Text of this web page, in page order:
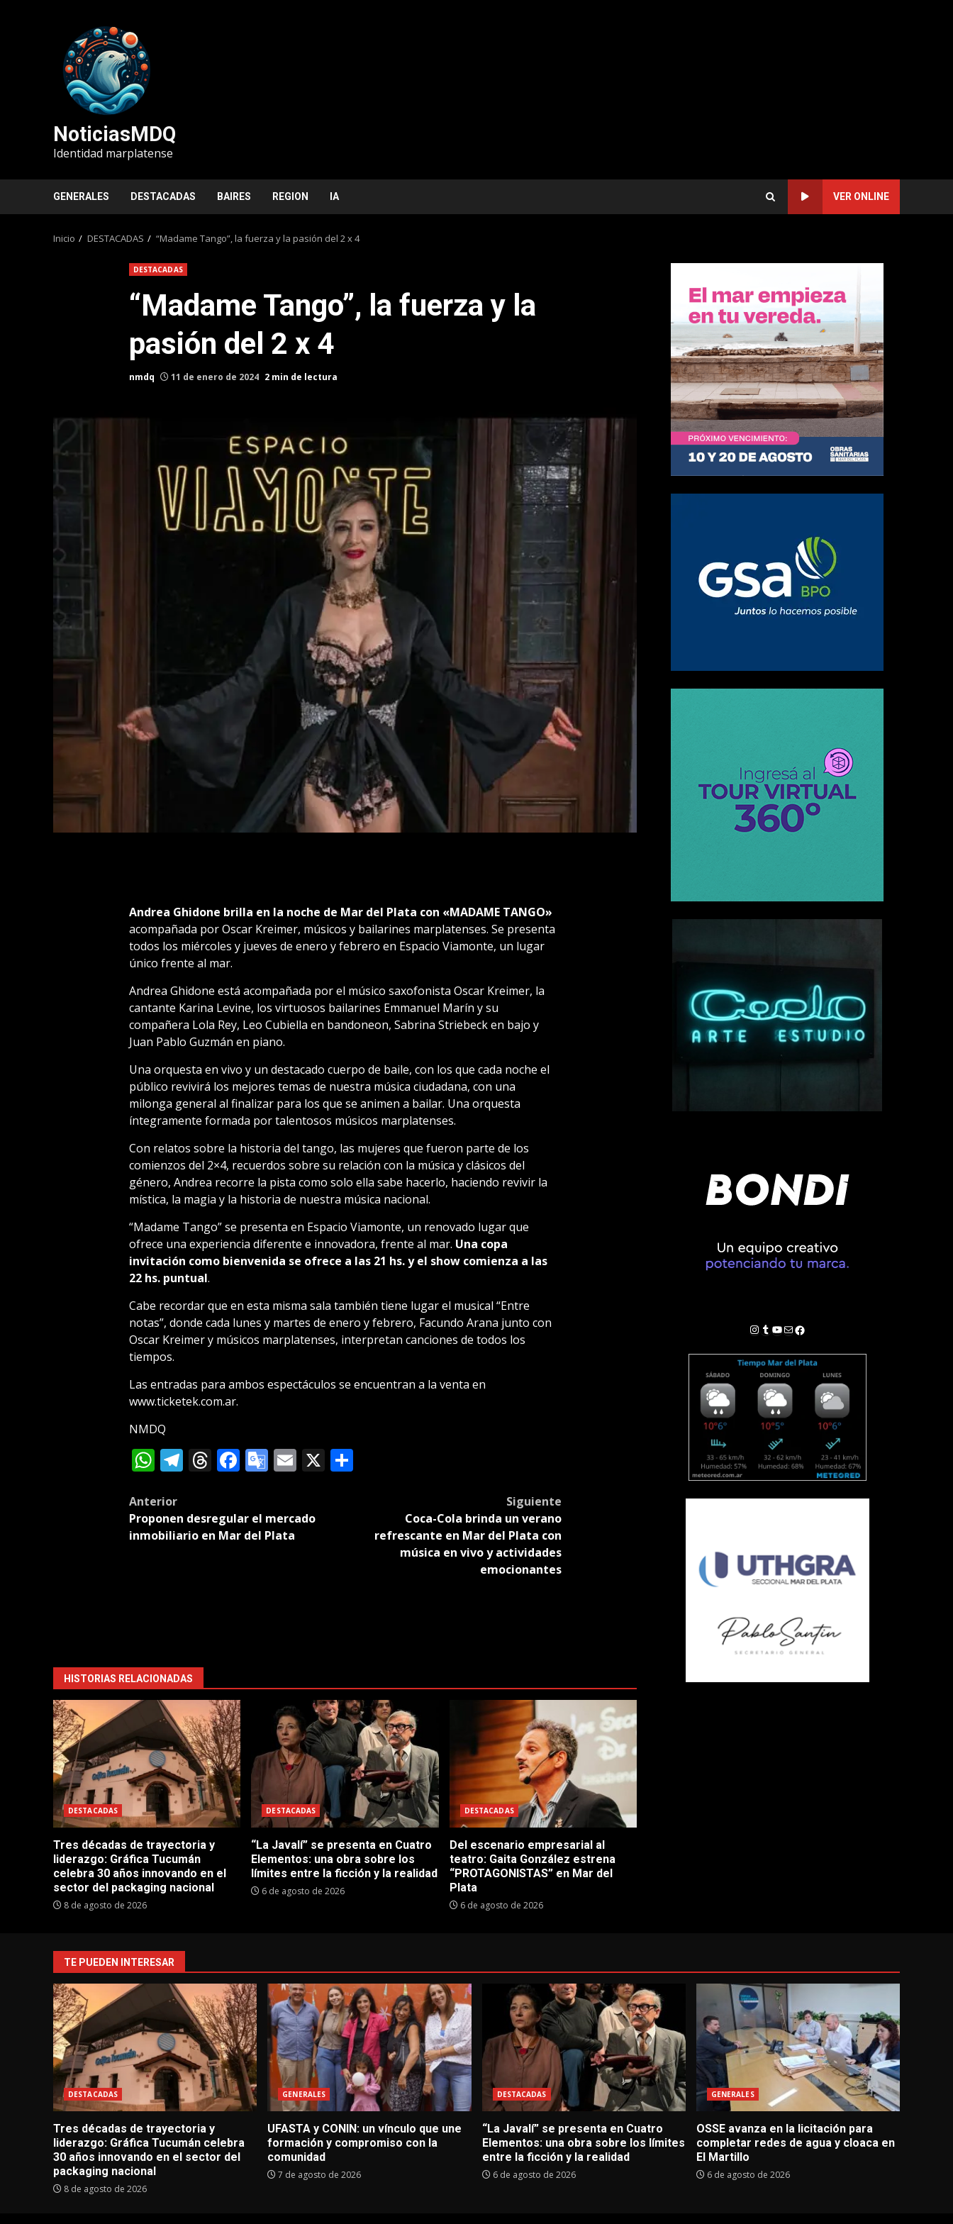
NoticiasMDQ
Identidad marplatense
GENERALES DESTACADAS BAIRES REGION IA VER ONLINE
Inicio DESTACADAS “Madame Tango”, la fuerza y la pasión del 2 x 4
DESTACADAS
“Madame Tango”, la fuerza y la
pasión del 2 x 4
nmdq 11 de enero de 2024 2 min de lectura
Andrea Ghidone brilla en la noche de Mar del Plata con «MADAME TANGO»
acompañada por Oscar Kreimer, músicos y bailarines marplatenses. Se presenta
todos los miércoles y jueves de enero y febrero en Espacio Viamonte, un lugar
único frente al mar.
Andrea Ghidone está acompañada por el músico saxofonista Oscar Kreimer, la
cantante Karina Levine, los virtuosos bailarines Emmanuel Marín y su
compañera Lola Rey, Leo Cubiella en bandoneon, Sabrina Striebeck en bajo y
Juan Pablo Guzmán en piano.
Una orquesta en vivo y un destacado cuerpo de baile, con los que cada noche el
público revivirá los mejores temas de nuestra música ciudadana, con una
milonga general al finalizar para los que se animen a bailar. Una orquesta
íntegramente formada por talentosos músicos marplatenses.
Con relatos sobre la historia del tango, las mujeres que fueron parte de los
comienzos del 2×4, recuerdos sobre su relación con la música y clásicos del
género, Andrea recorre la pista como solo ella sabe hacerlo, haciendo revivir la
mística, la magia y la historia de nuestra música nacional.
“Madame Tango” se presenta en Espacio Viamonte, un renovado lugar que
ofrece una experiencia diferente e innovadora, frente al mar. Una copa
invitación como bienvenida se ofrece a las 21 hs. y el show comienza a las
22 hs. puntual.
Cabe recordar que en esta misma sala también tiene lugar el musical “Entre
notas”, donde cada lunes y martes de enero y febrero, Facundo Arana junto con
Oscar Kreimer y músicos marplatenses, interpretan canciones de todos los
tiempos.
Las entradas para ambos espectáculos se encuentran a la venta en
www.ticketek.com.ar.
NMDQ
WhatsApp
Telegram
Threads
Facebook
Google
Email
X Compartir
Post
navigation
Anterior
Proponen desregular el mercado
inmobiliario en Mar del Plata
Siguiente
Coca-Cola brinda un verano
refrescante en Mar del Plata con
música en vivo y actividades
emocionantes
HISTORIAS RELACIONADAS
DESTACADAS
Tres décadas de trayectoria y
liderazgo: Gráfica Tucumán
celebra 30 años innovando en el
sector del packaging nacional
8 de agosto de 2026
DESTACADAS
“La Javalí” se presenta en Cuatro
Elementos: una obra sobre los
límites entre la ficción y la realidad
6 de agosto de 2026
DESTACADAS
Del escenario empresarial al
teatro: Gaita González estrena
“PROTAGONISTAS” en Mar del
Plata
6 de agosto de 2026
Instagram
Tumblr
YouTube
Correo electrónico
Facebook
TE PUEDEN INTERESAR
DESTACADAS
Tres décadas de trayectoria y
liderazgo: Gráfica Tucumán celebra
30 años innovando en el sector del
packaging nacional
8 de agosto de 2026
GENERALES
UFASTA y CONIN: un vínculo que une
formación y compromiso con la
comunidad
7 de agosto de 2026
DESTACADAS
“La Javalí” se presenta en Cuatro
Elementos: una obra sobre los límites
entre la ficción y la realidad
6 de agosto de 2026
GENERALES
OSSE avanza en la licitación para
completar redes de agua y cloaca en
El Martillo
6 de agosto de 2026